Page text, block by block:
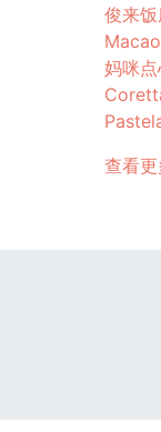
俊来
Macao
妈咪
查看